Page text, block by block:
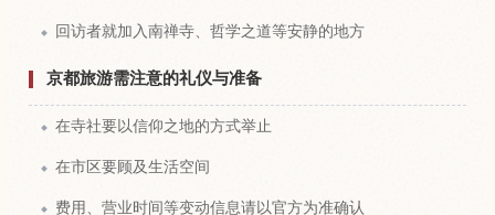
回访者就加入南禅寺、哲学之道等安静的地方
京都旅游需注意的礼仪与准备
在寺社要以信仰之地的方式举止
在市区要顾及生活空间
费用、营业时间等变动信息请以官方为准确认